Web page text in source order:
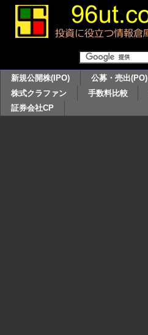
新規公開株(IPO) 公募・売出(PO)
株式クラファン
手数料比較
証券会社CP